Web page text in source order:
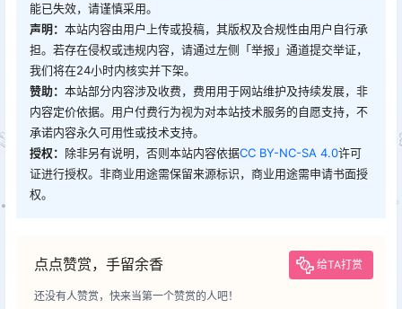
能已失效，请谨慎采用。
声明： 本站内容由用户上传或投稿，其版权及合规性由用户自行承
担。若存在侵权或违规内容，请通过左侧「举报」通道提交举证，
我们将在24小时内核实并下架。
赞助： 本站部分内容涉及收费，费用用于网站维护及持续发展，非
内容定价依据。用户付费行为视为对本站技术服务的自愿支持，不
承诺内容永久可用性或技术支持。
授权： 除非另有说明，否则本站内容依据CC BY-NC-SA 4.0许可
证进行授权。非商业用途需保留来源标识，商业用途需申请书面授
权。
点点赞赏，手留余香 给TA打赏
还没有人赞赏，快来当第一个赞赏的人吧！